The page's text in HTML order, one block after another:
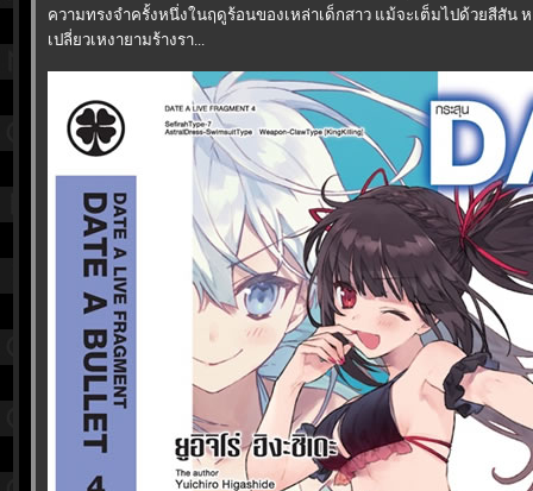
ความทรงจำครั้งหนึ่งในฤดูร้อนของเหล่าเด็กสาว แม้จะเต็มไปด้วยสีสัน
เปลี่ยวเหงายามร้างรา...